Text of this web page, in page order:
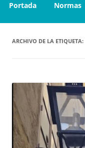
Portada Normas
ARCHIVO DE LA ETIQUETA: